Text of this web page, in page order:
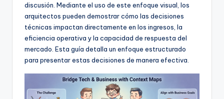
discusión. Mediante el uso de este enfoque visual, los
arquitectos pueden demostrar cómo las decisiones
técnicas impactan directamente en los ingresos, la
eficiencia operativa y la capacidad de respuesta del
mercado. Esta guía detalla un enfoque estructurado
para presentar estas decisiones de manera efectiva.